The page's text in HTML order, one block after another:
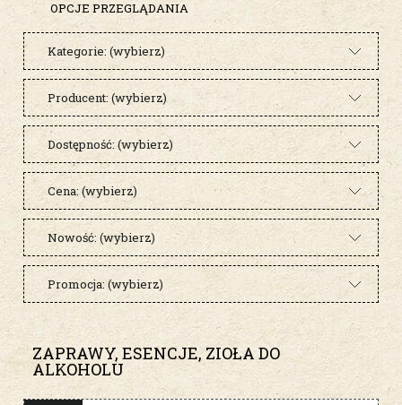
OPCJE PRZEGLĄDANIA
Kategorie: (wybierz)
Producent: (wybierz)
Dostępność: (wybierz)
Cena: (wybierz)
Nowość: (wybierz)
Promocja: (wybierz)
ZAPRAWY, ESENCJE, ZIOŁA DO
ALKOHOLU